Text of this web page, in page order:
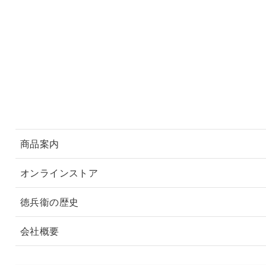
商品案内
オンラインストア
徳兵衞の歴史
会社概要